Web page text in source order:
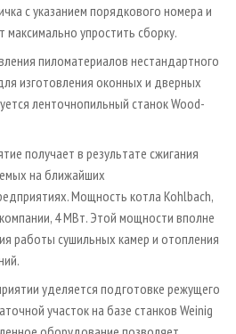
с указанием порядкового номера и
максимально упростить сборку.
пиломатериалов нестандартного
изготовления оконных и дверных
ленточнопильный станок Wood-
получает в результате сжигания
на ближайших
Мощность котла Kohlbach,
4 МВт. Этой мощности вполне
работы сушильных камер и отопления
уделяется подготовке режущего
участок на базе станков Weinig